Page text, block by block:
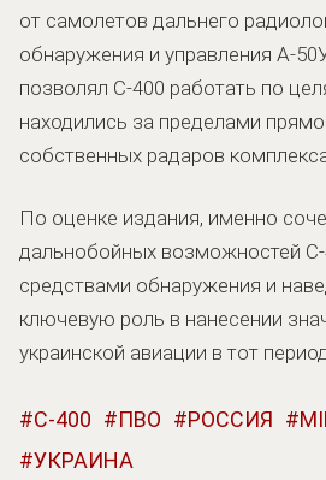
от самолетов дальнего
обнаружения и управления А-
позволял С-400 работать по
находились за пределами
собственных радаров
По оценке издания, именно
дальнобойных возможностей
средствами обнаружения и
ключевую роль в нанесении
украинской авиации в тот период.
С-400 ПВО РОССИЯ
УКРАИНА